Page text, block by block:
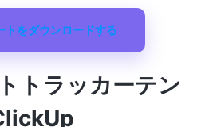
トをダウンロードする
トラッカーテン